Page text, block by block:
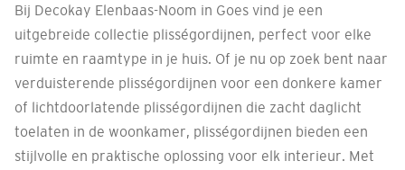
Bij Decokay Elenbaas-Noom in Goes vind je een
uitgebreide collectie plisségordijnen, perfect voor elke
ruimte en raamtype in je huis. Of je nu op zoek bent naar
verduisterende plisségordijnen voor een donkere kamer
of lichtdoorlatende plisségordijnen die zacht daglicht
toelaten in de woonkamer, plisségordijnen bieden een
stijlvolle en praktische oplossing voor elk interieur. Met